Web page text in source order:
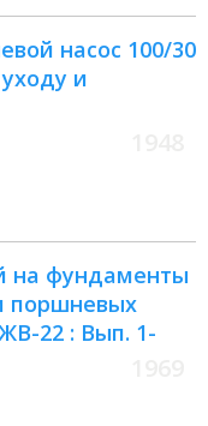
насос 100/30
и
на фундаменты
поршневых
22 : Вып. 1-